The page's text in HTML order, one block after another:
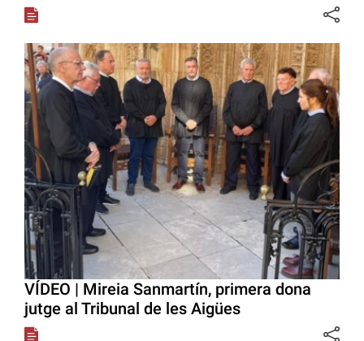
VÍDEO | Mireia Sanmartín, primera dona
jutge al Tribunal de les Aigües